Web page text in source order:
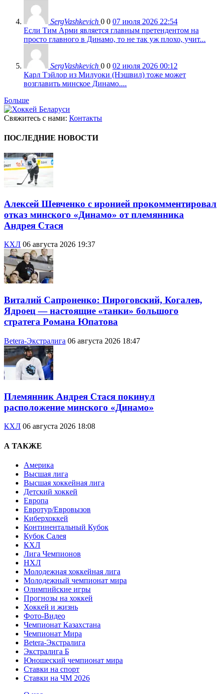
SergVashkevich 0 0 07 июля 2026 22:54
Если Тим Арми является главным претендентом на
просто главного в Динамо, то не так уж плохо, учит...
SergVashkevich 0 0 02 июля 2026 00:12
Карл Тэйлор из Милуоки (Нэшвил) тоже может
возглавить минское Динамо....
Больше
Свяжитесь с нами: Контакты
ПОСЛЕДНИЕ НОВОСТИ
Алексей Шевченко с иронией прокомментировал
отказ минского «Динамо» от племянника
Андрея Стася
КХЛ 06 августа 2026 19:37
Виталий Сапроненко: Пироговский, Когалев,
Ядроец — настоящие «танки» большого
стратега Романа Юпатова
Betera-Экстралига 06 августа 2026 18:47
Племянник Андрея Стася покинул
расположение минского «Динамо»
КХЛ 06 августа 2026 18:08
А ТАКЖЕ
Америка
Высшая лига
Высшая хоккейная лига
Детский хоккей
Европа
Евротур/Евровызов
Киберхоккей
Континентальный Кубок
Кубок Салея
КХЛ
Лига Чемпионов
НХЛ
Молодежная хоккейная лига
Молодежный чемпионат мира
Олимпийские игры
Прогнозы на хоккей
Хоккей и жизнь
Фото-Видео
Чемпионат Казахстана
Чемпионат Мира
Betera-Экстралига
Экстралига Б
Юношеский чемпионат мира
Ставки на спорт
Ставки на ЧМ 2026